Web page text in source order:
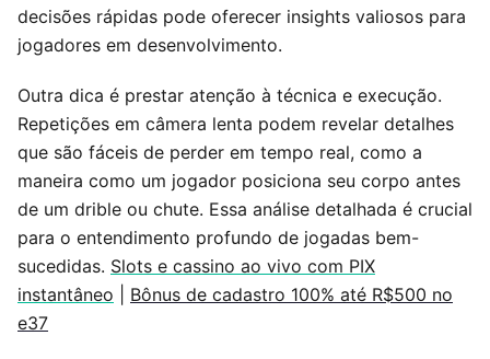
decisões rápidas pode oferecer insights valiosos para
jogadores em desenvolvimento.
Outra dica é prestar atenção à técnica e execução.
Repetições em câmera lenta podem revelar detalhes
que são fáceis de perder em tempo real, como a
maneira como um jogador posiciona seu corpo antes
de um drible ou chute. Essa análise detalhada é crucial
para o entendimento profundo de jogadas bem-
sucedidas. Slots e cassino ao vivo com PIX
instantâneo
Bônus de cadastro 100% até R$500 no
e37